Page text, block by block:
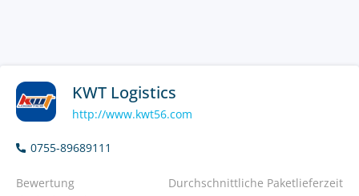
KWT Logistics
http://www.kwt56.com
0755-89689111
Bewertung Durchschnittliche Paketlieferzeit